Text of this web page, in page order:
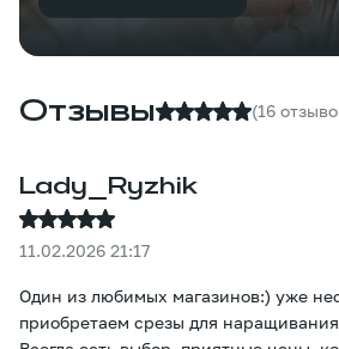
Отзывы (16
Lady_Ryzhik
11.02.2026 21:17
Один из любимых магазинов:) уже
приобретаем срезы для